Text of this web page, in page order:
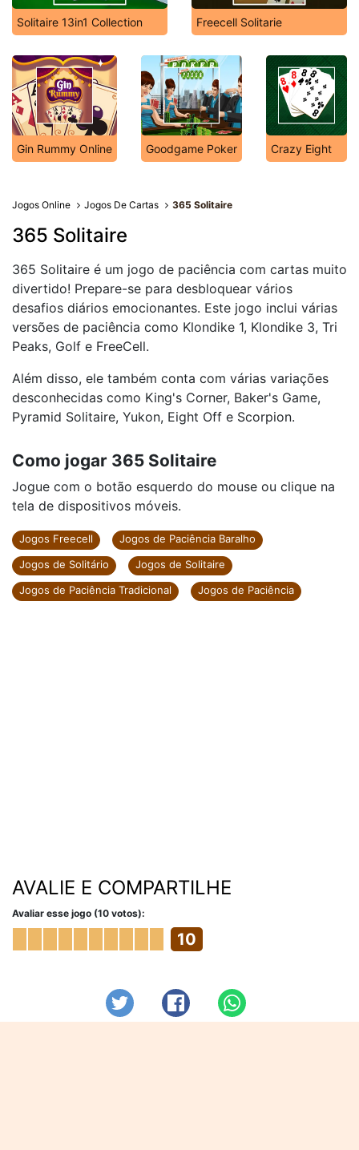
Solitaire 13in1 Collection Freecell Solitarie
Gin Rummy Online Goodgame Poker Crazy Eight
Jogos Online Jogos De Cartas 365 Solitaire
365 Solitaire
365 Solitaire é um jogo de paciência com cartas muito
divertido! Prepare-se para desbloquear vários
desafios diários emocionantes. Este jogo inclui várias
versões de paciência como Klondike 1, Klondike 3, Tri
Peaks, Golf e FreeCell.
Além disso, ele também conta com várias variações
desconhecidas como King's Corner, Baker's Game,
Pyramid Solitaire, Yukon, Eight Off e Scorpion.
Como jogar 365 Solitaire
Jogue com o botão esquerdo do mouse ou clique na
tela de dispositivos móveis.
Jogos Freecell
Jogos de Paciência Baralho
Jogos de Solitário
Jogos de Solitaire
Jogos de Paciência Tradicional
Jogos de Paciência
AVALIE E COMPARTILHE
Avaliar esse jogo (10 votos):
10